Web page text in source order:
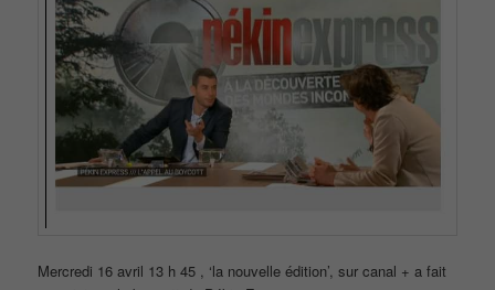
Mercredi 16 avril 13 h 45 , ‘la nouvelle édition’, sur canal + a fait